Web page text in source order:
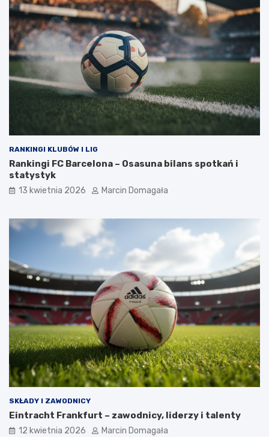
RANKINGI KLUBÓW I LIG
Rankingi FC Barcelona – Osasuna bilans spotkań i
statystyk
13 kwietnia 2026 Marcin Domagała
SKŁADY I ZAWODNICY
Eintracht Frankfurt – zawodnicy, liderzy i talenty
12 kwietnia 2026 Marcin Domagała